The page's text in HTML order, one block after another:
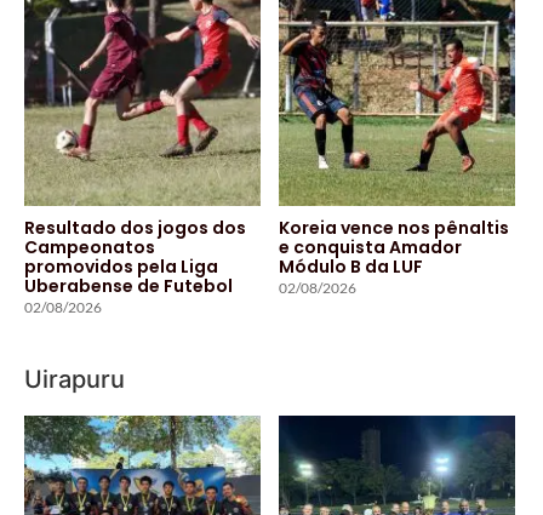
Resultado dos jogos dos
Campeonatos
promovidos pela Liga
Uberabense de Futebol
02/08/2026
Koreia vence nos pênaltis
e conquista Amador
Módulo B da LUF
02/08/2026
Uirapuru